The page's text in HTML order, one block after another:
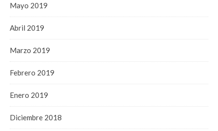
Mayo 2019
Abril 2019
Marzo 2019
Febrero 2019
Enero 2019
Diciembre 2018